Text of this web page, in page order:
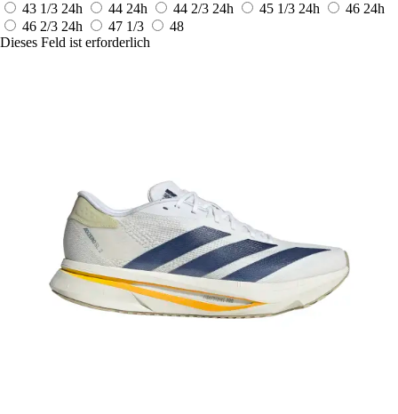
43 1/3 24h 44 24h 44 2/3 24h 45 1/3 24h 46 24h
46 2/3 24h 47 1/3
48
Dieses Feld ist erforderlich